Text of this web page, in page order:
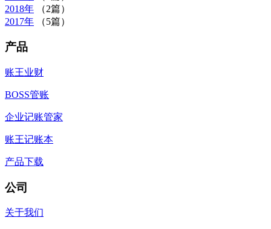
2018年
（2篇）
2017年
（5篇）
产品
账王业财
BOSS管账
企业记账管家
账王记账本
产品下载
公司
关于我们